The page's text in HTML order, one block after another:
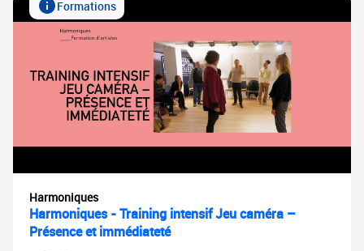
Formations
Harmoniques
Harmoniques - Training intensif Jeu caméra –
Présence et immédiateté